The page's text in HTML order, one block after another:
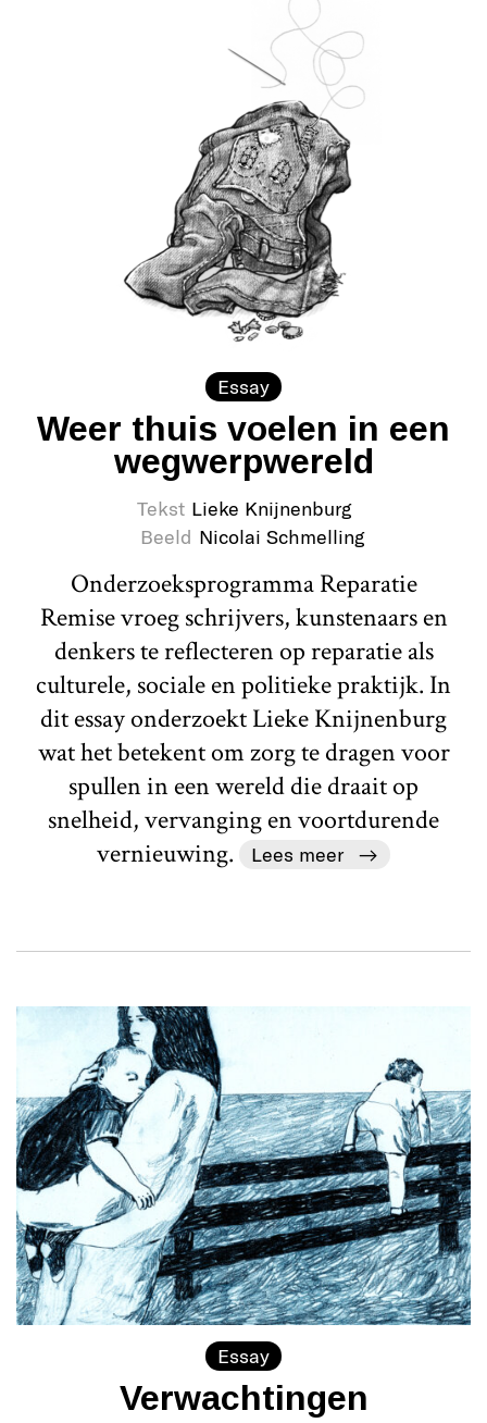
Essay
Weer thuis voelen in een
wegwerpwereld
Tekst Lieke Knijnenburg
Beeld Nicolai Schmelling
Onderzoeksprogramma Reparatie
Remise vroeg schrijvers, kunstenaars en
denkers te reflecteren op reparatie als
culturele, sociale en politieke praktijk. In
dit essay onderzoekt Lieke Knijnenburg
wat het betekent om zorg te dragen voor
spullen in een wereld die draait op
snelheid, vervanging en voortdurende
vernieuwing.
Lees meer
Essay
Verwachtingen